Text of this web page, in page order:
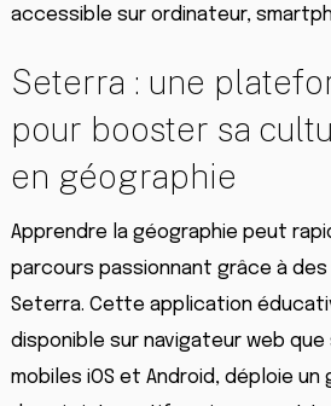
accessible sur ordinateur,
Seterra : une
pour booster sa
en géographie
Apprendre la géographie peut
parcours passionnant grâce à
Seterra. Cette application
disponible sur navigateur web que
mobiles iOS et Android, déploie